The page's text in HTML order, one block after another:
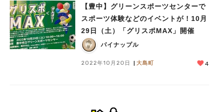
【豊中】グリーンスポーツセンターで
スポーツ体験などのイベントが！10月
29日（土）「グリスポMAX」開催
パイナップル
2022年10月20日 大島町 4